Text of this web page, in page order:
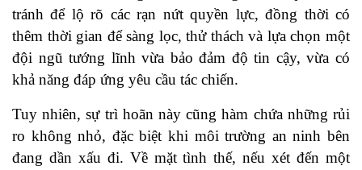
tránh để lộ rõ các rạn nứt quyền lực, đồng thời có
thêm thời gian để sàng lọc, thử thách và lựa chọn một
đội ngũ tướng lĩnh vừa bảo đảm độ tin cậy, vừa có
khả năng đáp ứng yêu cầu tác chiến.
Tuy nhiên, sự trì hoãn này cũng hàm chứa những rủi
ro không nhỏ, đặc biệt khi môi trường an ninh bên
đang dần xấu đi. Về mặt tình thế, nếu xét đến một